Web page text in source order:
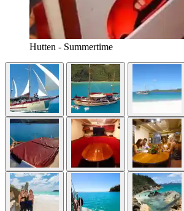
Hutten - Summertime